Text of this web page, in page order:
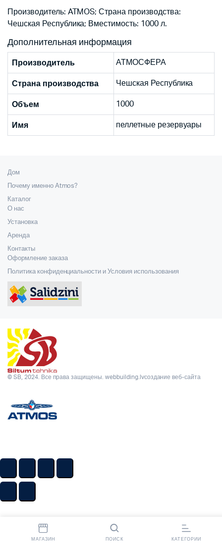
Производитель: ATMOS; Страна производства:
Чешская Республика; Вместимость: 1000 л.
Дополнительная информация
Производитель АТМОСФЕРА
Страна производства Чешская Республика
Объем 1000
Имя пеллетные резервуары
Дом
Почему именно Atmos?
Каталог
О нас
Установка
Аренда
Контакты
Оформление заказа
Политика конфиденциальности и Условия использования
© SB, 2024. Все права защищены.webbuilding.lvсоздание веб-сайта
МАГАЗИН ПОИСК КАТЕГОРИИ